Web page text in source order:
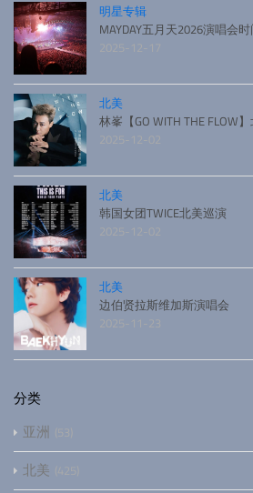
明星专辑
MAYDAY五月天2026演唱会
2025-12-17
北美
林峯【GO WITH THE FLOW
2025-12-02
北美
韩国女团TWICE北美巡演
2025-12-02
北美
边伯贤拉斯维加斯演唱会
2025-11-23
分类
亚洲 53
北美 425